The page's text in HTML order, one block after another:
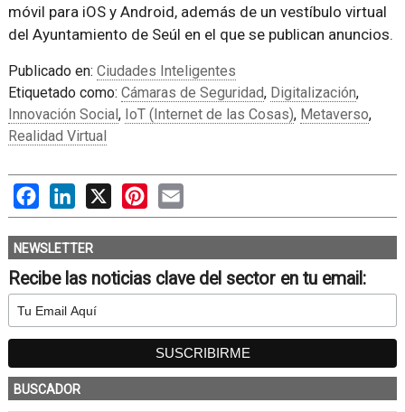
móvil para iOS y Android, además de un vestíbulo virtual
del Ayuntamiento de Seúl en el que se publican anuncios.
Publicado en: Ciudades Inteligentes
Etiquetado como: Cámaras de Seguridad, Digitalización,
Innovación Social , IoT (Internet de las Cosas), Metaverso,
Realidad Virtual
FacebookLinkedIn Pinterest
NEWSLETTER
Recibe las noticias clave del sector en tu email:
BUSCADOR